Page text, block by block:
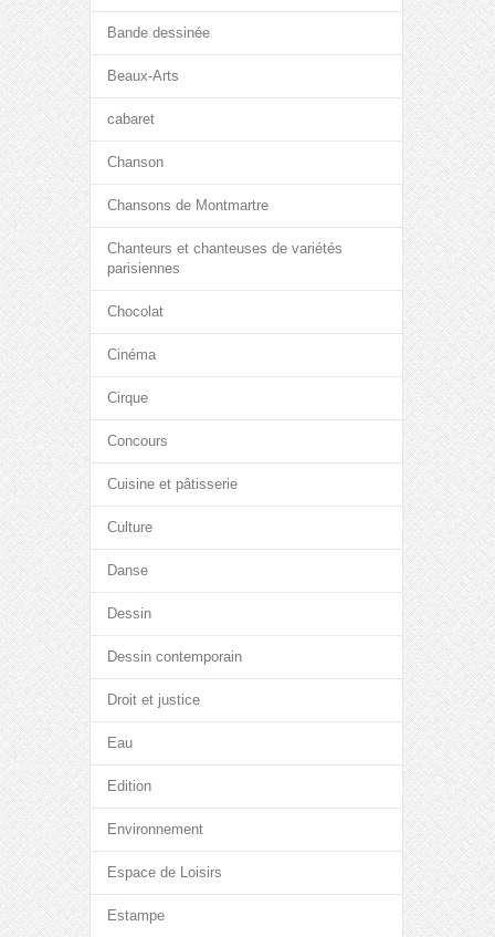
Bande dessinée
Beaux-Arts
cabaret
Chanson
Chansons de Montmartre
Chanteurs et chanteuses de variétés
parisiennes
Chocolat
Cinéma
Cirque
Concours
Cuisine et pâtisserie
Culture
Danse
Dessin
Dessin contemporain
Droit et justice
Eau
Edition
Environnement
Espace de Loisirs
Estampe